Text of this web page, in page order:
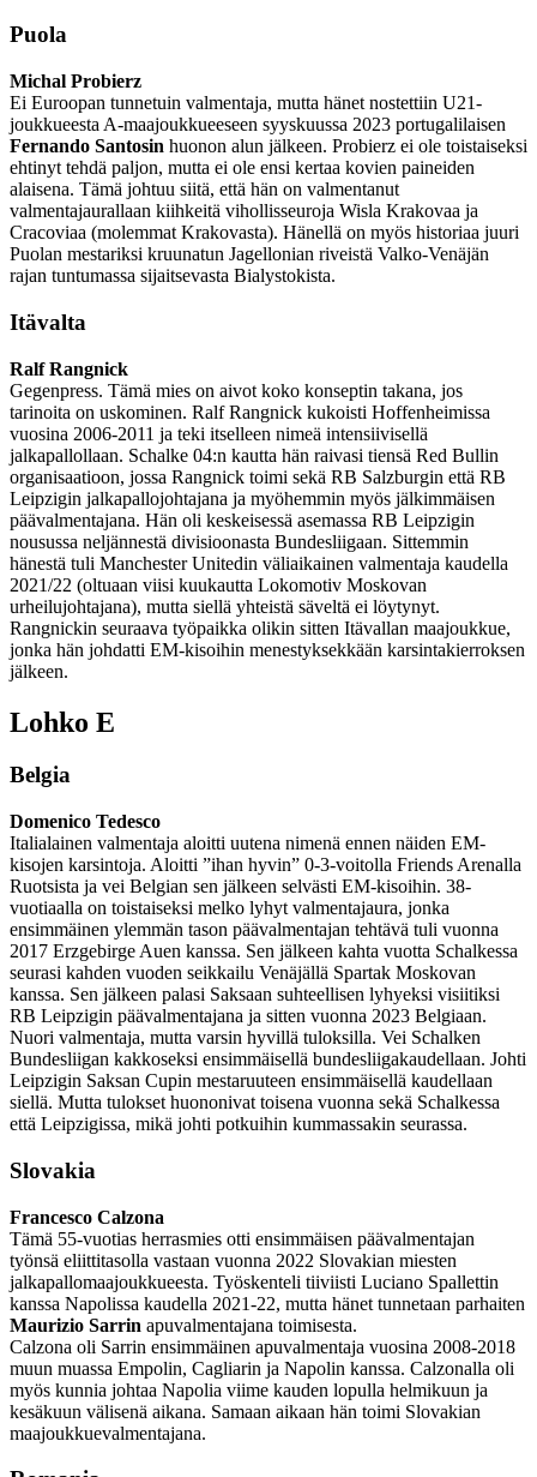
Puola
Michal Probierz
Ei Euroopan tunnetuin valmentaja, mutta hänet nostettiin U21-
joukkueesta A-maajoukkueeseen syyskuussa 2023 portugalilaisen
Fernando Santosin huonon alun jälkeen. Probierz ei ole toistaiseksi
ehtinyt tehdä paljon, mutta ei ole ensi kertaa kovien paineiden
alaisena. Tämä johtuu siitä, että hän on valmentanut
valmentajaurallaan kiihkeitä vihollisseuroja Wisla Krakovaa ja
Cracoviaa (molemmat Krakovasta). Hänellä on myös historiaa juuri
Puolan mestariksi kruunatun Jagellonian riveistä Valko-Venäjän
rajan tuntumassa sijaitsevasta Bialystokista.
Itävalta
Ralf Rangnick
Gegenpress. Tämä mies on aivot koko konseptin takana, jos
tarinoita on uskominen. Ralf Rangnick kukoisti Hoffenheimissa
vuosina 2006-2011 ja teki itselleen nimeä intensiivisellä
jalkapallollaan. Schalke 04:n kautta hän raivasi tiensä Red Bullin
organisaatioon, jossa Rangnick toimi sekä RB Salzburgin että RB
Leipzigin jalkapallojohtajana ja myöhemmin myös jälkimmäisen
päävalmentajana. Hän oli keskeisessä asemassa RB Leipzigin
nousussa neljännestä divisioonasta Bundesliigaan. Sittemmin
hänestä tuli Manchester Unitedin väliaikainen valmentaja kaudella
2021/22 (oltuaan viisi kuukautta Lokomotiv Moskovan
urheilujohtajana), mutta siellä yhteistä säveltä ei löytynyt.
Rangnickin seuraava työpaikka olikin sitten Itävallan maajoukkue,
jonka hän johdatti EM-kisoihin menestyksekkään karsintakierroksen
jälkeen.
Lohko E
Belgia
Domenico Tedesco
Italialainen valmentaja aloitti uutena nimenä ennen näiden EM-
kisojen karsintoja. Aloitti ”ihan hyvin” 0-3-voitolla Friends Arenalla
Ruotsista ja vei Belgian sen jälkeen selvästi EM-kisoihin. 38-
vuotiaalla on toistaiseksi melko lyhyt valmentajaura, jonka
ensimmäinen ylemmän tason päävalmentajan tehtävä tuli vuonna
2017 Erzgebirge Auen kanssa. Sen jälkeen kahta vuotta Schalkessa
seurasi kahden vuoden seikkailu Venäjällä Spartak Moskovan
kanssa. Sen jälkeen palasi Saksaan suhteellisen lyhyeksi visiitiksi
RB Leipzigin päävalmentajana ja sitten vuonna 2023 Belgiaan.
Nuori valmentaja, mutta varsin hyvillä tuloksilla. Vei Schalken
Bundesliigan kakkoseksi ensimmäisellä bundesliigakaudellaan. Johti
Leipzigin Saksan Cupin mestaruuteen ensimmäisellä kaudellaan
siellä. Mutta tulokset huononivat toisena vuonna sekä Schalkessa
että Leipzigissa, mikä johti potkuihin kummassakin seurassa.
Slovakia
Francesco Calzona
Tämä 55-vuotias herrasmies otti ensimmäisen päävalmentajan
työnsä eliittitasolla vastaan vuonna 2022 Slovakian miesten
jalkapallomaajoukkueesta. Työskenteli tiiviisti Luciano Spallettin
kanssa Napolissa kaudella 2021-22, mutta hänet tunnetaan parhaiten
Maurizio Sarrin apuvalmentajana toimisesta.
Calzona oli Sarrin ensimmäinen apuvalmentaja vuosina 2008-2018
muun muassa Empolin, Cagliarin ja Napolin kanssa. Calzonalla oli
myös kunnia johtaa Napolia viime kauden lopulla helmikuun ja
kesäkuun välisenä aikana. Samaan aikaan hän toimi Slovakian
maajoukkuevalmentajana.